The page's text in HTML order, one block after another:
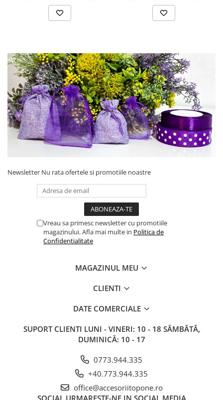
Newsletter Nu rata ofertele si promotiile noastre
Vreau sa primesc newsletter cu promotiile
magazinului. Afla mai multe in Politica de
Confidentialitate
MAGAZINUL MEU
CLIENTI
DATE COMERCIALE
SUPORT CLIENTI LUNI - VINERI: 10 - 18 SÂMBĂTĂ,
DUMINICĂ: 10 - 17
0773.944.335
+40.773.944.335
office@accesoriitopone.ro